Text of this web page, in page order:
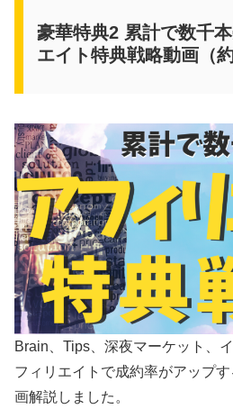
豪華特典2 累計で数千
エイト特典戦略動画（約
Brain、Tips、深夜マーケット、
フィリエイトで成約率がアップ
画解説しました。